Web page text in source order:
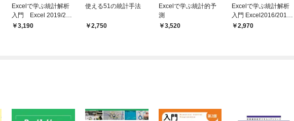
Excelで学ぶ統計解析
入門 Excel 2019/201
6対応版
3,190
使える51の統計手法
2,750
Excelで学ぶ統計的予
測
3,520
Excelで学ぶ統計解析
入門 Excel2016/2013
対応版
2,970